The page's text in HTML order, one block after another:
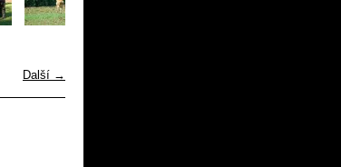
Další →